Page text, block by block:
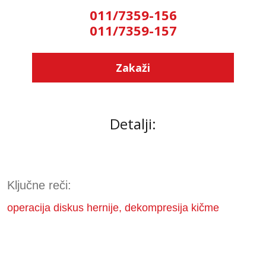
011/7359-156
011/7359-157
Zakaži
Detalji:
Ključne reči:
operacija diskus hernije, dekompresija kičme